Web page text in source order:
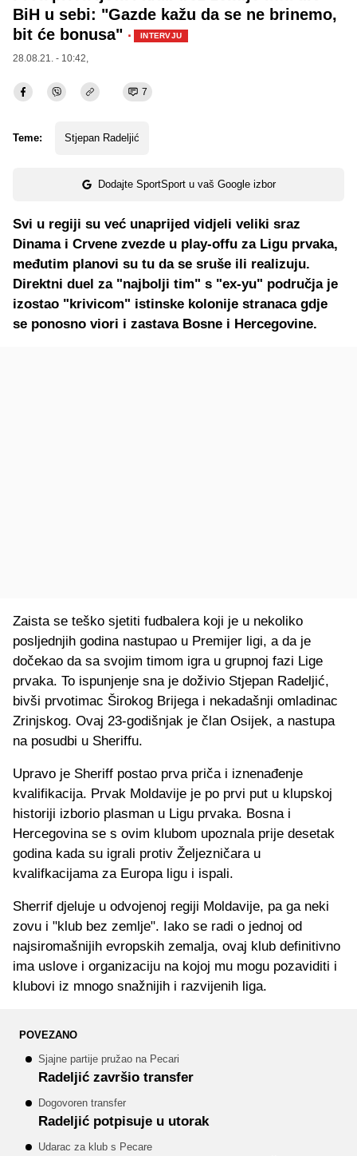
BiH u sebi: "Gazde kažu da se ne brinemo,
bit će bonusa" · INTERVJU
28.08.21. - 10:42,
7
Teme: Stjepan Radeljić
Dodajte SportSport u vaš Google izbor
Svi u regiji su već unaprijed vidjeli veliki sraz
Dinama i Crvene zvezde u play-offu za Ligu prvaka,
međutim planovi su tu da se sruše ili realizuju.
Direktni duel za "najbolji tim" s "ex-yu" područja je
izostao "krivicom" istinske kolonije stranaca gdje
se ponosno viori i zastava Bosne i Hercegovine.
Zaista se teško sjetiti fudbalera koji je u nekoliko
posljednjih godina nastupao u Premijer ligi, a da je
dočekao da sa svojim timom igra u grupnoj fazi Lige
prvaka. To ispunjenje sna je doživio Stjepan Radeljić,
bivši prvotimac Širokog Brijega i nekadašnji omladinac
Zrinjskog. Ovaj 23-godišnjak je član Osijek, a nastupa
na posudbi u Sheriffu.
Upravo je Sheriff postao prva priča i iznenađenje
kvalifikacija. Prvak Moldavije je po prvi put u klupskoj
historiji izborio plasman u Ligu prvaka. Bosna i
Hercegovina se s ovim klubom upoznala prije desetak
godina kada su igrali protiv Željezničara u
kvalifkacijama za Europa ligu i ispali.
Sherrif djeluje u odvojenoj regiji Moldavije, pa ga neki
zovu i "klub bez zemlje". Iako se radi o jednoj od
najsiromašnijih evropskih zemalja, ovaj klub definitivno
ima uslove i organizaciju na kojoj mu mogu pozaviditi i
klubovi iz mnogo snažnijih i razvijenih liga.
POVEZANO
Sjajne partije pružao na Pecari
Radeljić završio transfer
Dogovoren transfer
Radeljić potpisuje u utorak
Udarac za klub s Pecare